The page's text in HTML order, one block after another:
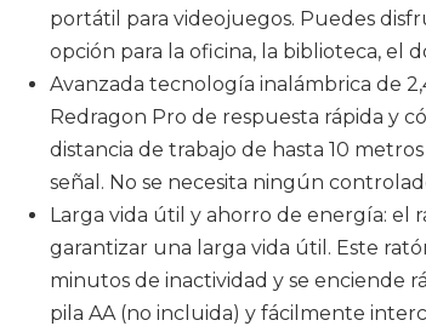
portátil para videojuegos. Puedes
opción para la oficina, la biblioteca, el
Avanzada tecnología inalámbrica de
Redragon Pro de respuesta rápida y
distancia de trabajo de hasta 10
señal. No se necesita ningún
Larga vida útil y ahorro de energía: el
garantizar una larga vida útil. Este
minutos de inactividad y se enciende
pila AA (no incluida) y fácilmente